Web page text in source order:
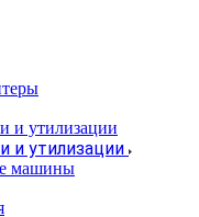
и утилизации
машины